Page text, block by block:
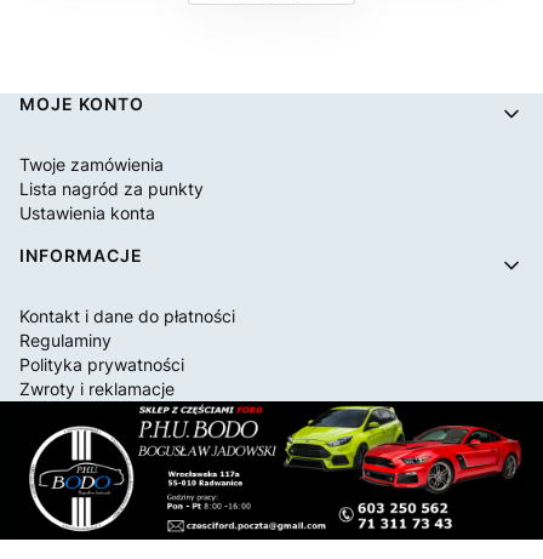
Linki w stopce
MOJE KONTO
Twoje zamówienia
Lista nagród za punkty
Ustawienia konta
INFORMACJE
Kontakt i dane do płatności
Regulaminy
Polityka prywatności
Zwroty i reklamacje